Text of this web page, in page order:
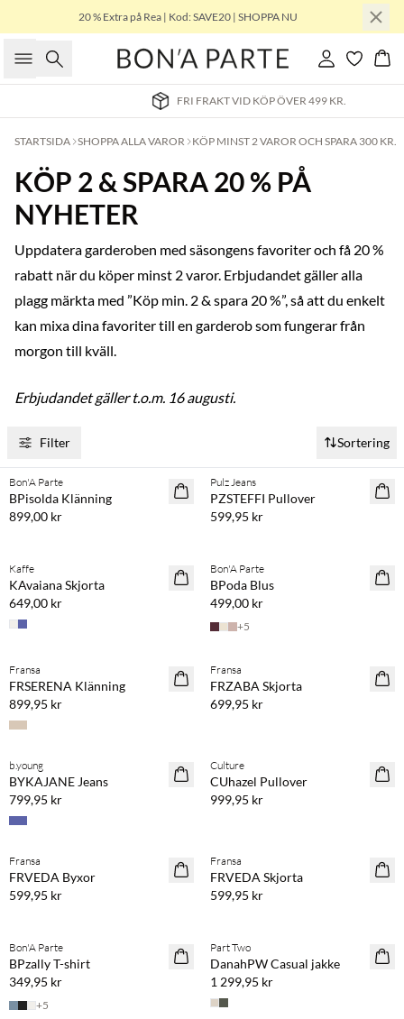
20 % Extra på Rea | Kod: SAVE20 | SHOPPA NU
Sök Logga in
FRI FRAKT VID KÖP ÖVER 499 KR.
STARTSIDA SHOPPA ALLA VAROR KÖP MINST 2 VAROR OCH SPARA 300 KR.
KÖP 2 & SPARA 20 % PÅ
NYHETER
Uppdatera garderoben med säsongens favoriter och få 20 %
rabatt när du köper minst 2 varor. Erbjudandet gäller alla
plagg märkta med ”Köp min. 2 & spara 20 %”, så att du enkelt
kan mixa dina favoriter till en garderob som fungerar från
morgon till kväll.
Erbjudandet gäller t.o.m. 16 augusti.
Filter Sortering
NYHET
Köp min. 2 & spara 20 %
Bon'A Parte
BPisolda Klänning
899,00 kr
NYHET
Köp min. 2 & spara 20 %
Pulz Jeans
PZSTEFFI Pullover
599,95 kr
NYHET
Kaffe
KAvaiana Skjorta
649,00 kr
NYHET
Bon'A Parte
BPoda Blus
499,00 kr
+5
NYHET
Fransa
FRSERENA Klänning
899,95 kr
NYHET
Fransa
FRZABA Skjorta
699,95 kr
NYHET
Köp min. 2 & spara 20 %
b.young
BYKAJANE Jeans
799,95 kr
NYHET
Culture
CUhazel Pullover
999,95 kr
NYHET
Köp min. 2 & spara 20 %
Fransa
FRVEDA Byxor
599,95 kr
NYHET
Fransa
FRVEDA Skjorta
599,95 kr
NYHET
Bon'A Parte
BPzally T-shirt
349,95 kr
+5
NYHET
Part Two
DanahPW Casual jakke
1 299,95 kr